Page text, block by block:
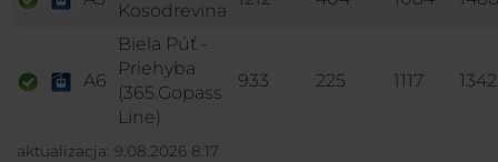
Kosodrevina
A6
Biela Púť -
Priehyba
(365.Gopass
Line)
933 225 1117 1342
aktualizacja: 9.08.2026 8:17